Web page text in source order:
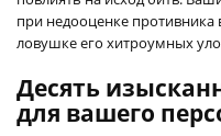
при недооценке противника
ловушке его хитроумных
Десять
для вашего